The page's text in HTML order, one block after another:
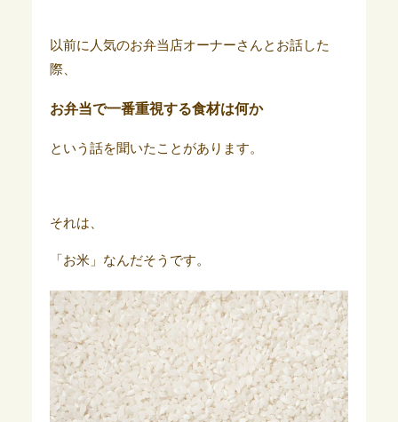
以前に人気のお弁当店オーナーさんとお話した
際、
お弁当で一番重視する食材は何か
という話を聞いたことがあります。
それは、
「お米」なんだそうです。